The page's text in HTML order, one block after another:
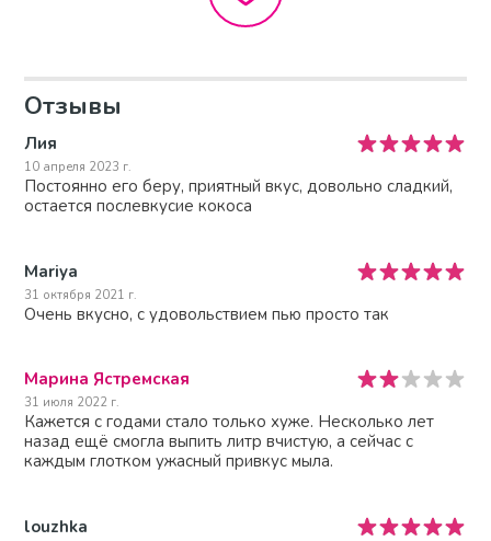
Отзывы
Лия
10 апреля 2023 г.
Постоянно его беру, приятный вкус, довольно сладкий,
остается послевкусие кокоса
Mariya
31 октября 2021 г.
Очень вкусно, с удовольствием пью просто так
Марина Ястремская
31 июля 2022 г.
Кажется с годами стало только хуже. Несколько лет
назад ещё смогла выпить литр вчистую, а сейчас с
каждым глотком ужасный привкус мыла.
louzhka